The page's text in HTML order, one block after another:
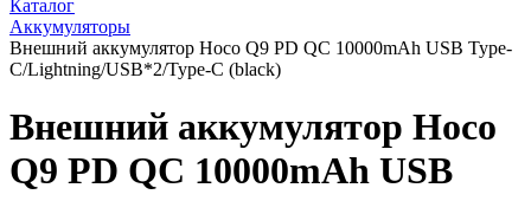
Каталог
Аккумуляторы
Внешний аккумулятор Hoco Q9 PD QC 10000mAh USB Type-
C/Lightning/USB*2/Type-C (black)
Внешний аккумулятор Hoco
Q9 PD QC 10000mAh USB